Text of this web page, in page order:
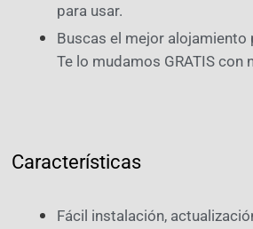
para usar.
Buscas el mejor alojamiento
Te lo mudamos GRATIS con
Características
Fácil instalación,